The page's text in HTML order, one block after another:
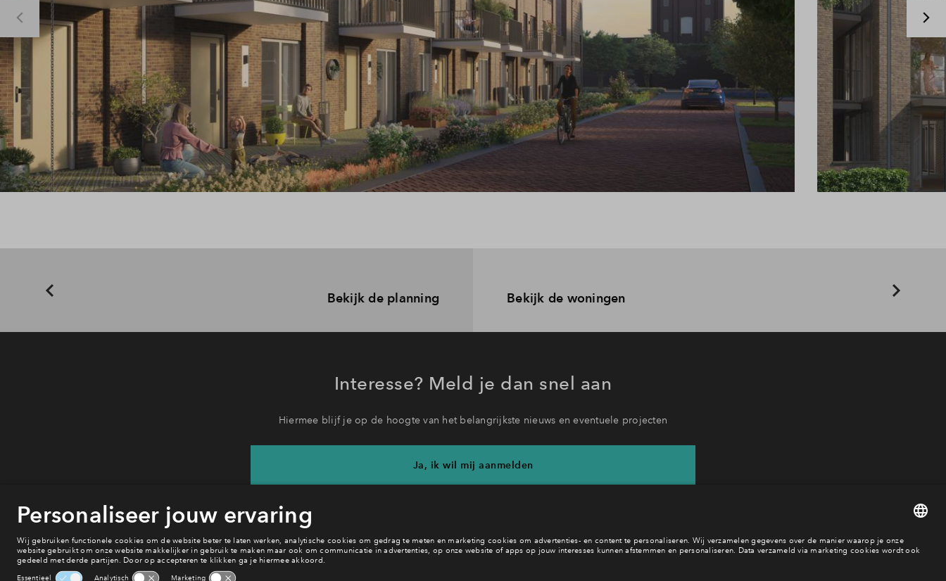
Bekijk de planning Bekijk de woningen
Interesse? Meld je dan snel aan
Hiermee blijf je op de hoogte van het belangrijkste nieuws en eventuele projecten
Ja, ik wil mij aanmelden
Heb je een vraag en wil je direct antwoord? Bel ons op
6 dagen per week beschikbaar (behalve tijdens feestdagen)